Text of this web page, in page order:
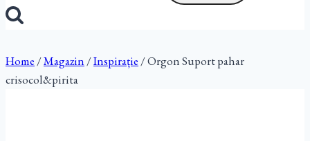
Home /Magazin /Inspirație /Orgon Suport pahar
crisocol&pirita